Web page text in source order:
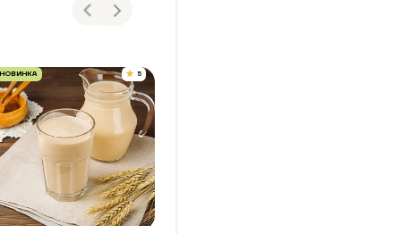
НОВИНКА 5